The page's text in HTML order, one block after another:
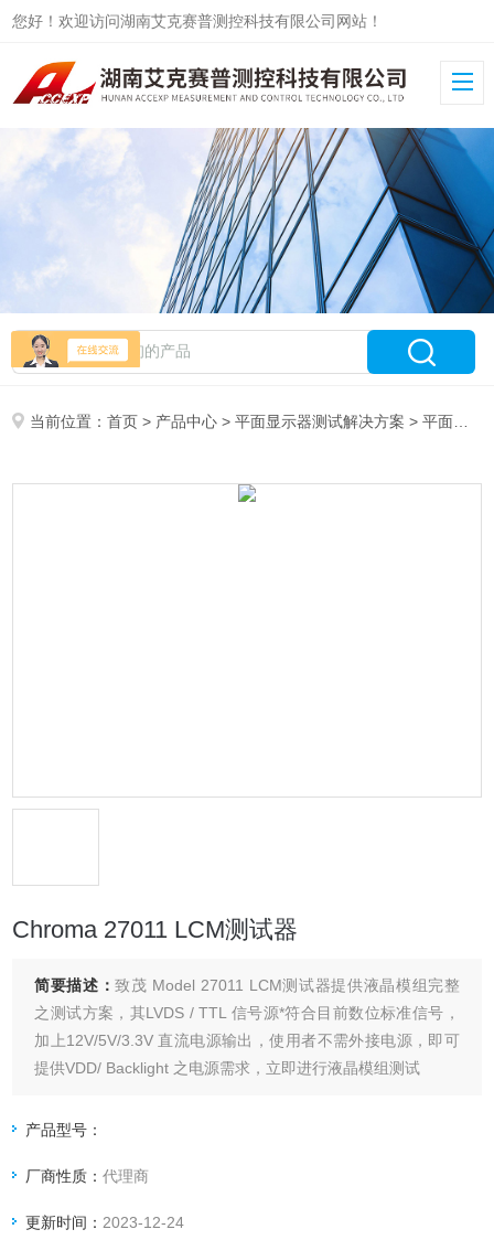
您好！欢迎访问湖南艾克赛普测控科技有限公司网站！
当前位置：首页 > 产品中心 >平面显示器测试解决方案 >平面显示器测试
Chroma 27011 LCM测试器
简要描述：致茂 Model 27011 LCM测试器提供液晶模组完整
之测试方案，其LVDS / TTL 信号源*符合目前数位标准信号，
加上12V/5V/3.3V 直流电源输出，使用者不需外接电源，即可
提供VDD/ Backlight 之电源需求，立即进行液晶模组测试
产品型号：
厂商性质：代理商
更新时间： 2023-12-24